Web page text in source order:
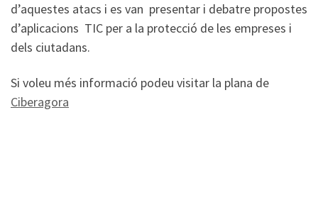
d’aquestes atacs i es van presentar i debatre propostes
d’aplicacions TIC per a la protecció de les empreses i
dels ciutadans.
Si voleu més informació podeu visitar la plana de
Ciberagora